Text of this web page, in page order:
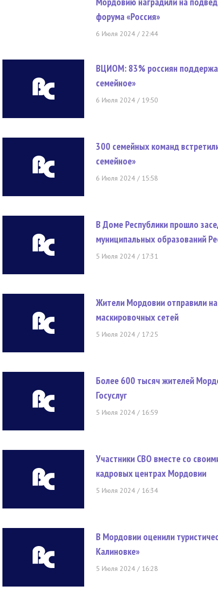
форума «Россия»
6 Июля 2024 / 22:44
ВЦИОМ: 83% россиян
семейное»
6 Июля 2024 / 19:50
300 семейных команд
семейное»
6 Июля 2024 / 15:58
В Доме Республики прошло
муниципальных образований
5 Июля 2024 / 17:31
Жители Мордовии отправили
маскировочных сетей
5 Июля 2024 / 17:25
Более 600 тысяч жителей
Госуслуг
5 Июля 2024 / 16:59
Участники СВО вместе со
кадровых центрах Мордовии
5 Июля 2024 / 16:34
В Мордовии оценили
Калиновке»
5 Июля 2024 / 16:28